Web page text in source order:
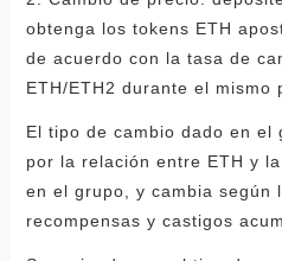
obtenga los tokens ETH
de acuerdo con la tasa de
ETH/ETH2 durante el mismo
El tipo de cambio dado en el
por la relación entre ETH y
en el grupo, y cambia según
recompensas y castigos